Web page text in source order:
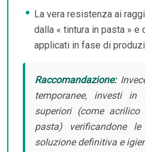
La vera resistenza ai
dalla « tintura in pasta »
applicati in fase di
Raccomandazione:
temporanee, investi in
superiori (come
pasta) verificandone
soluzione definitiva e